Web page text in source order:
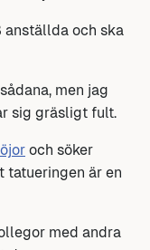
anställda och ska
men jag
sig gräsligt fult.
och söker
tatueringen är en
med andra